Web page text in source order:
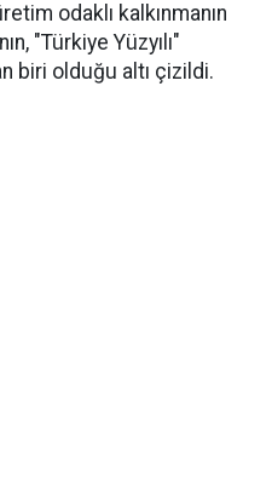
odaklı kalkınmanın
"Türkiye Yüzyılı"
biri olduğu altı çizildi.